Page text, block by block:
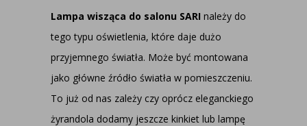
Lampa wisząca do salonu SARI należy do
tego typu oświetlenia, które daje dużo
przyjemnego światła. Może być montowana
jako główne źródło światła w pomieszczeniu.
To już od nas zależy czy oprócz eleganckiego
żyrandola dodamy jeszcze kinkiet lub lampę